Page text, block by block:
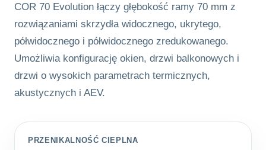
COR 70 Evolution łączy głębokość ramy 70 mm z
rozwiązaniami skrzydła widocznego, ukrytego,
półwidocznego i półwidocznego zredukowanego.
Umożliwia konfigurację okien, drzwi balkonowych i
drzwi o wysokich parametrach termicznych,
akustycznych i AEV.
PRZENIKALNOŚĆ CIEPLNA